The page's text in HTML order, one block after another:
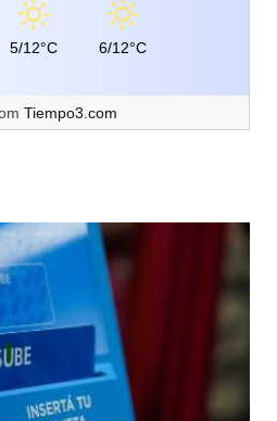
5/12°C 6/12°C
Tiempo3.com